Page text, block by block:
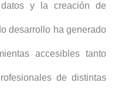
y la creación de
desarrollo ha generado
accesibles tanto
de distintas